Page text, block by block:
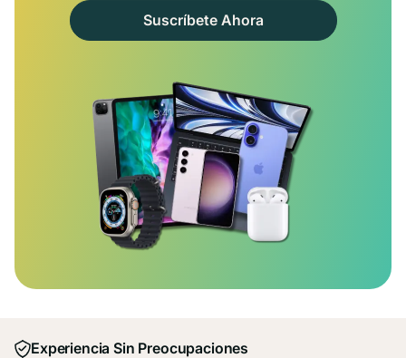
Suscríbete Ahora
Experiencia Sin Preocupaciones